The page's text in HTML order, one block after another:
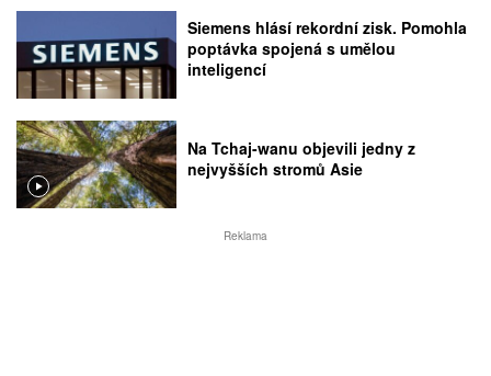
Siemens hlásí rekordní zisk. Pomohla
poptávka spojená s umělou
inteligencí
Na Tchaj-wanu objevili jedny z
nejvyšších stromů Asie
Reklama